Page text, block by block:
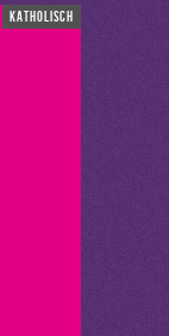
katholisch